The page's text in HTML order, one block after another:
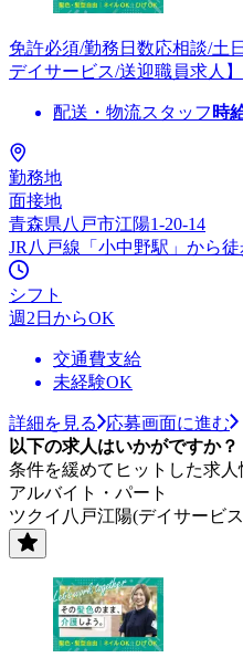
免許必須/勤務日数応相談/土
デイサービス/送迎職員求人】
配送・物流スタッフ 時
勤務地
面接地
青森県八戸市江陽1-20-14
JR八戸線「小中野駅」から徒
シフト
週2日からOK
交通費支給
未経験OK
詳細を見る
応募画面に進む
以下の求人はいかがですか？
条件を緩めてヒットした求
アルバイト・パート
ツクイ八戸江陽(デイサービ